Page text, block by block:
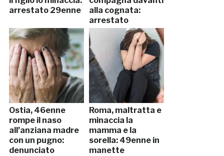
arrestato 29enne
alla cognata:
arrestato
Ostia, 46enne
rompe il naso
all’anziana madre
con un pugno:
denunciato
Roma, maltratta e
minaccia la
mamma e la
sorella: 49enne in
manette